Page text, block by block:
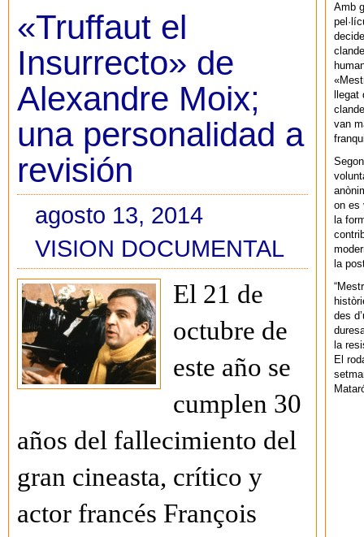
«Truffaut el
Insurrecto» de
Alexandre Moix;
una personalidad a
revisión
agosto 13, 2014
VISION DOCUMENTAL
El 21 de
octubre de
este año se
cumplen 30
años del fallecimiento del
gran cineasta, crítico y
actor francés François
Amb
van
on es
la
la
des
la
El